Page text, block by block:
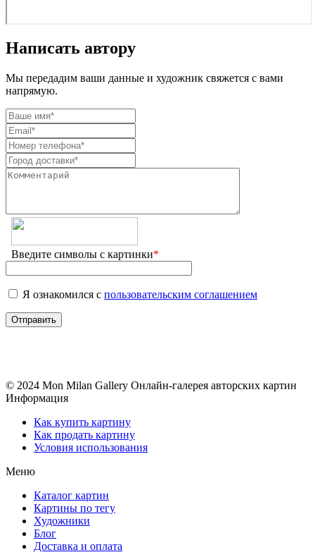
Написать автору
Мы передадим ваши данные и художник свяжется с вами
напрямую.
Введите символы с картинки*
Я ознакомился с пользовательским соглашением
© 2024 Mon Milan Gallery Онлайн-галерея авторских картин
Информация
Как купить картину
Как продать картину
Условия использования
Меню
Каталог картин
Картины по тегу
Художники
Блог
Доставка и оплата